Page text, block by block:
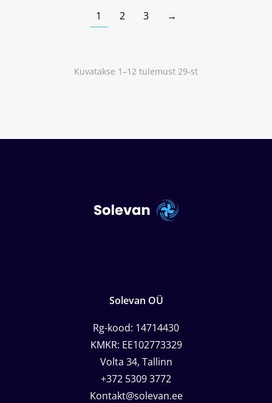
1 2 3 →
Kuvatakse 1–12 tulemust 29-st
Solevan OÜ
Rg-kood: 14714430
KMKR: EE102773329
Volta 34, Tallinn
+372 5309 3772
Kontakt@solevan.ee